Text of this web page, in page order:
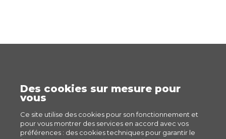
Des cookies sur mesure pour
vous
Ce site utilise des cookies pour son fonctionnement et
pour vous montrer des services en accord avec vos
préférences : des cookies techniques pour garantir le